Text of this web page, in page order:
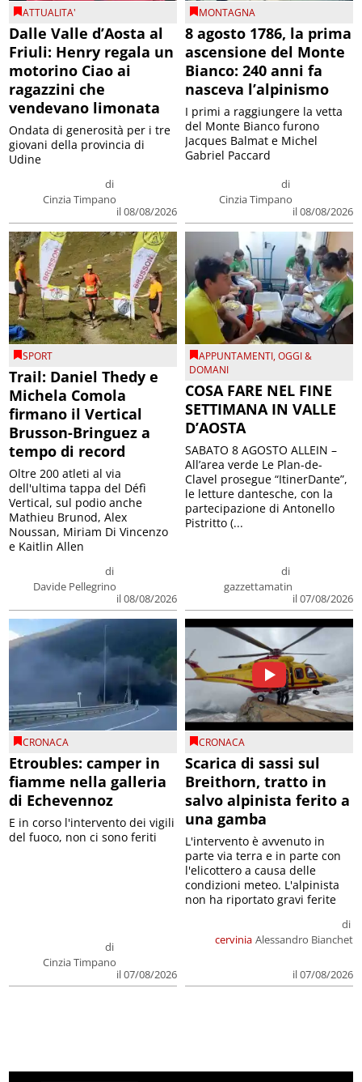
ATTUALITA'
Dalle Valle d’Aosta al
Friuli: Henry regala un
motorino Ciao ai
ragazzini che
vendevano limonata
di
Cinzia Timpano
il 08/08/2026
Ondata di generosità per i tre
giovani della provincia di
Udine
MONTAGNA
8 agosto 1786, la prima
ascensione del Monte
Bianco: 240 anni fa
nasceva l’alpinismo
di
Cinzia Timpano
il 08/08/2026
I primi a raggiungere la vetta
del Monte Bianco furono
Jacques Balmat e Michel
Gabriel Paccard
SPORT
Trail: Daniel Thedy e
Michela Comola
firmano il Vertical
Brusson-Bringuez a
tempo di record
di
Davide Pellegrino
il 08/08/2026
Oltre 200 atleti al via
dell'ultima tappa del Défì
Vertical, sul podio anche
Mathieu Brunod, Alex
Noussan, Miriam Di Vincenzo
e Kaitlin Allen
APPUNTAMENTI,OGGI &
DOMANI
COSA FARE NEL FINE
SETTIMANA IN VALLE
D’AOSTA
di
gazzettamatin
il 07/08/2026
SABATO 8 AGOSTO ALLEIN –
All’area verde Le Plan-de-
Clavel prosegue “ItinerDante”,
le letture dantesche, con la
partecipazione di Antonello
Pistritto (...
CRONACA
Etroubles: camper in
fiamme nella galleria
di Echevennoz
di
Cinzia Timpano
il 07/08/2026
E in corso l'intervento dei vigili
del fuoco, non ci sono feriti
CRONACA
Scarica di sassi sul
Breithorn, tratto in
salvo alpinista ferito a
una gamba
cervinia
di
Alessandro Bianchet
il 07/08/2026
L'intervento è avvenuto in
parte via terra e in parte con
l'elicottero a causa delle
condizioni meteo. L'alpinista
non ha riportato gravi ferite